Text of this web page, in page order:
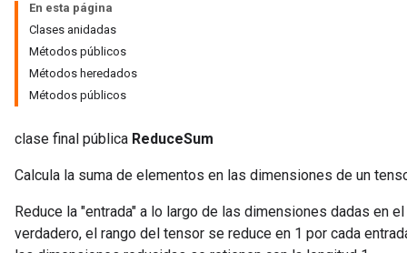
En esta página
Clases anidadas
Métodos públicos
Métodos heredados
Métodos públicos
clase final pública ReduceSum
Calcula la suma de elementos en las dimensiones de un
Reduce la "entrada" a lo largo de las dimensiones dadas en
verdadero, el rango del tensor se reduce en 1 por cada